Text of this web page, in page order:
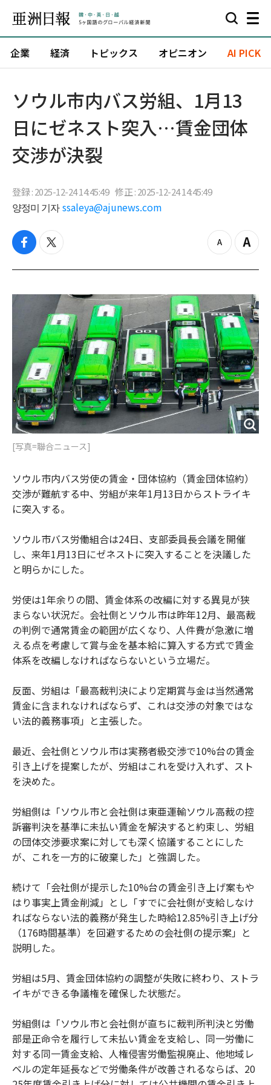
企業 経済 トピックス オピニオン AI PICK
ソウル市内バス労組、1月13
日にゼネスト突入…賃金団体
交渉が決裂
登録 : 2025-12-24 14:45:49 修正 : 2025-12-24 14:45:49
양정미 기자 ssaleya@ajunews.com
f
c
b
t
i
t
r
z
o
o
u
t
Z
o
i
n
[写真=聯合ニュース]
ソウル市内バス労使の賃金・団体協約（賃金団体協約）
交渉が難航する中、労組が来年1月13日からストライキ
に突入する。
ソウル市バス労働組合は24日、支部委員長会議を開催
し、来年1月13日にゼネストに突入することを決議した
と明らかにした。
労使は1年余りの間、賃金体系の改編に対する異見が狭
まらない状況だ。会社側とソウル市は昨年12月、最高裁
の判例で通常賃金の範囲が広くなり、人件費が急激に増
える点を考慮して賞与金を基本給に算入する方式で賃金
体系を改編しなければならないという立場だ。
反面、労組は「最高裁判決により定期賞与金は当然通常
賃金に含まれなければならず、これは交渉の対象ではな
い法的義務事項」と主張した。
最近、会社側とソウル市は実務者級交渉で10%台の賃金
引き上げを提案したが、労組はこれを受け入れず、スト
を決めた。
労組側は「ソウル市と会社側は東亜運輸ソウル高裁の控
訴審判決を基準に未払い賃金を解決すると約束し、労組
の団体交渉要求案に対しても深く協議することにした
が、これを一方的に破棄した」と強調した。
続けて「会社側が提示した10%台の賃金引き上げ案もや
はり事実上賃金削減」とし「すでに会社側が支給しなけ
ればならない法的義務が発生した時給12.85%引き上げ分
（176時間基準）を回避するための会社側の提示案」と
説明した。
労組は5月、賃金団体協約の調整が失敗に終わり、ストラ
イキができる争議権を確保した状態だ。
労組側は「ソウル市と会社側が直ちに裁判所判決と労働
部是正命令を履行して未払い賃金を支給し、同一労働に
対する同一賃金支給、人権侵害労働監視廃止、他地域レ
ベルの定年延長などで労働条件が改善されるならば、20